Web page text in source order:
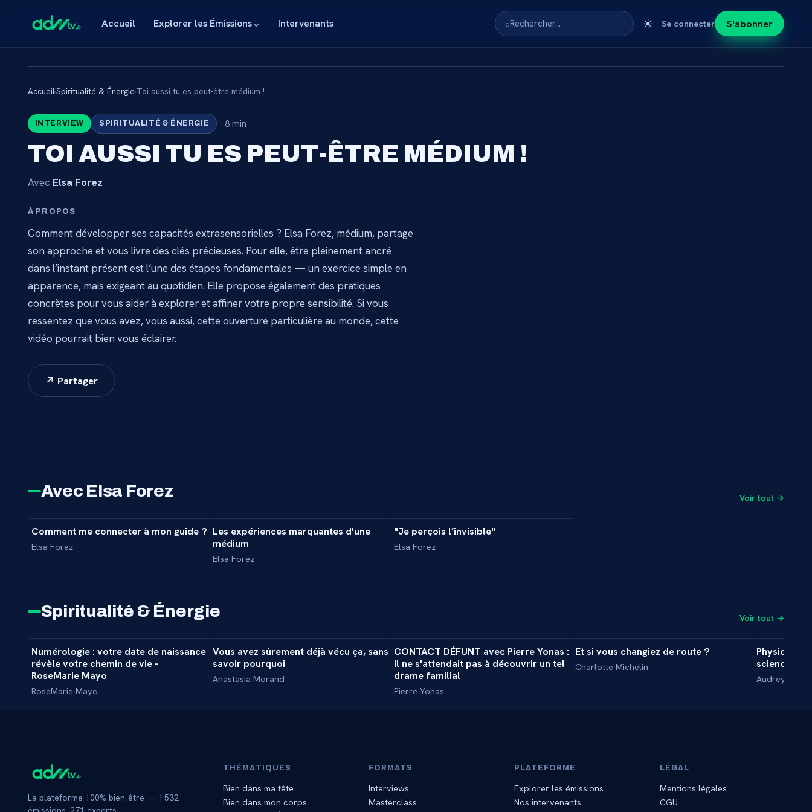
Accueil Explorer les Émissions⌄ Intervenants ⌕Rechercher… ☀️ Se connecter S'abonner
CONTENU RÉSERVÉ AUX
ABONNÉS
Connectez-vous via votre lien membre, ou abonnez-vous pour accéder au
Accueil›Spiritualité & Énergie›Toi aussi tu es peut-être médium !
INTERVIEW SPIRITUALITÉ & ÉNERGIE ·8 min
TOI AUSSI TU ES PEUT-ÊTRE MÉDIUM !
Avec Elsa Forez
À PROPOS
Comment développer ses capacités extrasensorielles ? Elsa Forez, médium, partage
son approche et vous livre des clés précieuses. Pour elle, être pleinement ancré
dans l’instant présent est l’une des étapes fondamentales — un exercice simple en
apparence, mais exigeant au quotidien. Elle propose également des pratiques
concrètes pour vous aider à explorer et affiner votre propre sensibilité. Si vous
ressentez que vous avez, vous aussi, cette ouverture particulière au monde, cette
vidéo pourrait bien vous éclairer.
↗ Partager
Avec Elsa Forez Voir tout →
INTERVIEW
Comment me connecter à mon guide ?
Elsa Forez
INTERVIEW
Les expériences marquantes d'une
médium
Elsa Forez
INTERVIEW
"Je perçois l’invisible"
Elsa Forez
Spiritualité & Énergie Voir tout →
MASTERCLASS
1 h 04 min
Numérologie : votre date de naissance
révèle votre chemin de vie -
RoseMarie Mayo
RoseMarie Mayo
MASTERCLASS
Vous avez sûrement déjà vécu ça, sans
savoir pourquoi
Anastasia Morand
EXPÉRIENCE
CONTACT DÉFUNT avec Pierre Yonas :
Il ne s'attendait pas à découvrir un tel
drame familial
Pierre Yonas
MASTERCLASS
Et si vous changiez de route ?
Charlotte Michelin
science
Audrey
La plateforme 100% bien-être — 1 532
THÉMATIQUES
Bien dans ma tête
Bien dans mon corps
FORMATS
Interviews
Masterclass
PLATEFORME
Explorer les émissions
Nos intervenants
LÉGAL
Mentions légales
CGU